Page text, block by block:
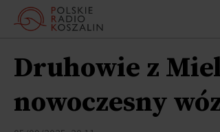
Druhowie z
nowoczesny